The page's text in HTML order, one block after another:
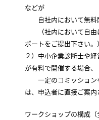
などが
自社内において無
（社内において自由
ポートをご提出下さい。）
２）中小企業診断士や
が有料で開催する場合、
一定のコミッション
は、申込者に直接ご案内
ワークショップの構成（